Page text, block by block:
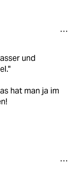
und
hat man ja im